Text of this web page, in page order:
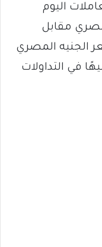
اليوم
مقابل
المصري
سودانيًا، مقارنة بـ47 جنيهًا في التداولات